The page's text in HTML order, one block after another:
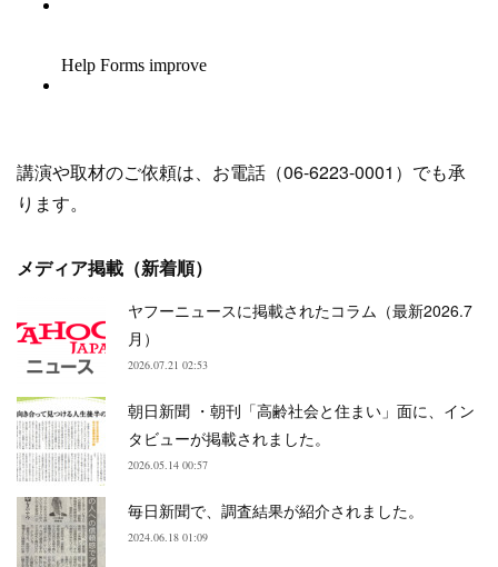
講演や取材のご依頼は、お電話（06-6223-0001）でも承
ります。
メディア掲載（新着順）
ヤフーニュースに掲載されたコラム（最新2026.7
月）
2026.07.21 02:53
朝日新聞 ・朝刊「高齢社会と住まい」面に、イン
タビューが掲載されました。
2026.05.14 00:57
毎日新聞で、調査結果が紹介されました。
2024.06.18 01:09